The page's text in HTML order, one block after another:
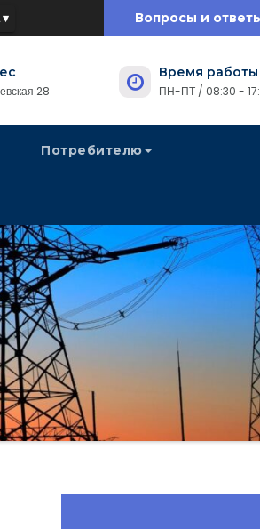
Вопросы и
28
Время работы
ПН-ПТ / 08:30 -
Потребителю